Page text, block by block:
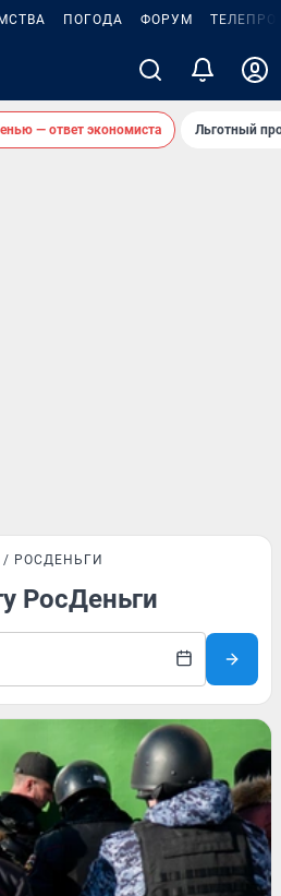
ПОГОДА ФОРУМ
— ответ экономиста Льготный
РОСДЕНЬГИ
РосДеньги